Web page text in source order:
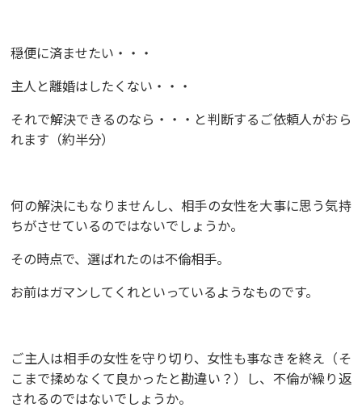
穏便に済ませたい・・・
主人と離婚はしたくない・・・
それで解決できるのなら・・・と判断するご依頼人がおら
れます（約半分）
何の解決にもなりませんし、相手の女性を大事に思う気持
ちがさせているのではないでしょうか。
その時点で、選ばれたのは不倫相手。
お前はガマンしてくれといっているようなものです。
ご主人は相手の女性を守り切り、女性も事なきを終え（そ
こまで揉めなくて良かったと勘違い？）し、不倫が繰り返
されるのではないでしょうか。